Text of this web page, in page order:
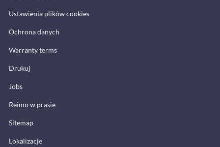
Ustawienia plików cookies
Ochrona danych
Warranty terms
Drukuj
Jobs
Reimo w prasie
Sitemap
Lokalizacje